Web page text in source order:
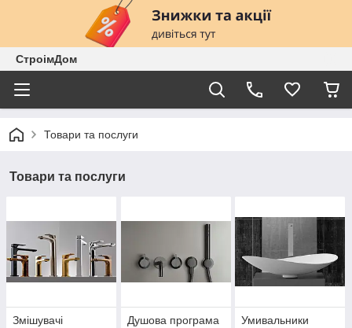
СтроімДом
Товари та послуги
Товари та послуги
Змішувачі Душова програма Умивальники